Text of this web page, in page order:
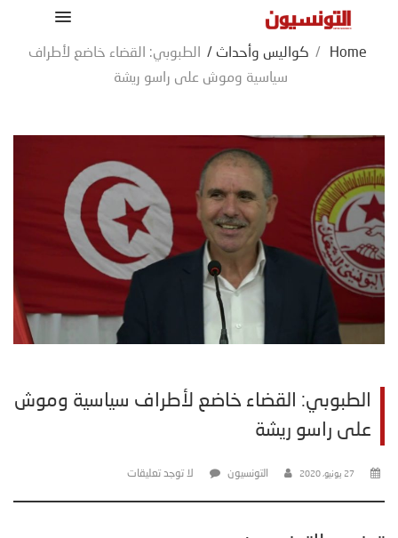
Home
/ كواليس وأحداث /
الطبوبي: القضاء خاضع لأطراف
سياسية وموش على راسو ريشة
الطبوبي: القضاء خاضع لأطراف سياسية وموش
على راسو ريشة
27 يونيو، 2020 التونسيون لا توجد تعليقات